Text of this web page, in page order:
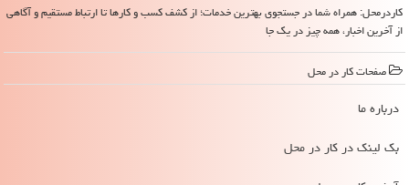
کاردرمحل: همراه شما در جستجوی بهترین خدمات؛ از کشف کسب و کارها تا ارتباط مستقیم و آگاهی
از آخرین اخبار، همه چیز در یک جا
صفحات كار در محل
درباره ما
بک لینک در كار در محل